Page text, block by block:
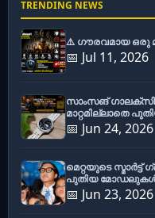
TRENDING NEWS
⚠️ ഗൗരവമായ ഒരു
📅 Jul 11, 2026
സാംസങ്
മാറ്റമില്ലാതെ
📅 Jun 24, 2026
മെറ്റയുടെ
പുതിയ മോഡലുകൾ
📅 Jun 23, 2026